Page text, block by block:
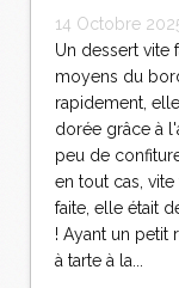
14 Octobre
Un dessert vite
moyens du
rapidement,
dorée grâce à
peu de
en tout cas, vite
faite, elle était
! Ayant un petit
à tarte à la...
E
m